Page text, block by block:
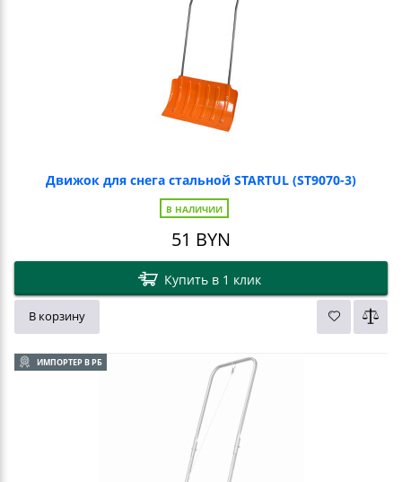
Движок для снега стальной STARTUL (ST9070-3)
В НАЛИЧИИ
51 BYN
Купить в 1 клик
В корзину
ИМПОРТЕР В РБ